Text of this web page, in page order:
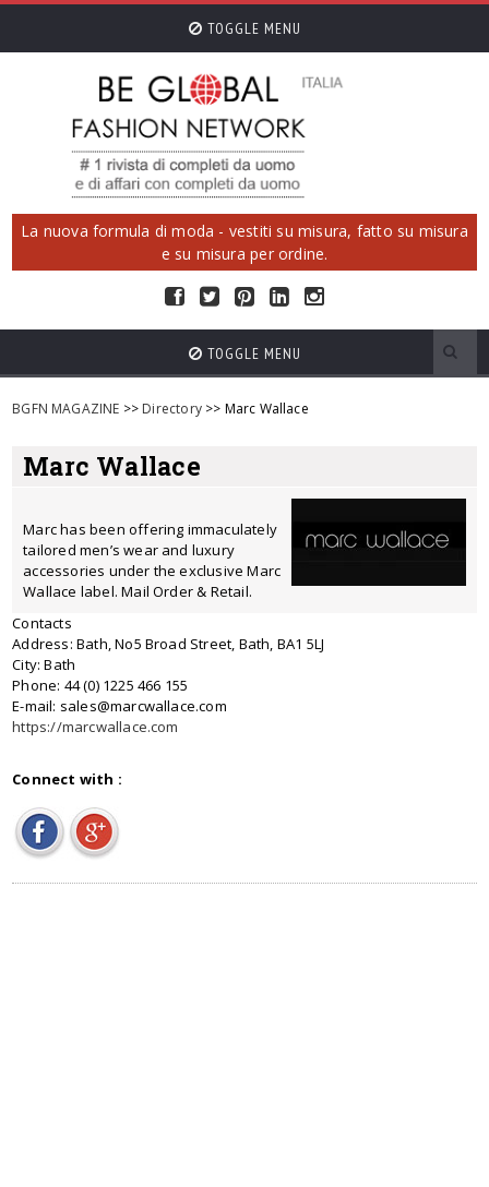
TOGGLE MENU
La nuova formula di moda - vestiti su misura, fatto su misura
e su misura per ordine.
TOGGLE MENU
BGFN MAGAZINE >> Directory>> Marc Wallace
Marc Wallace
Marc has been offering immaculately
tailored men’s wear and luxury
accessories under the exclusive Marc
Wallace label. Mail Order & Retail.
Contacts
Address: Bath, No5 Broad Street, Bath, BA1 5LJ
City: Bath
Phone: 44 (0) 1225 466 155
E-mail: sales@marcwallace.com
https://marcwallace.com
Connect with :